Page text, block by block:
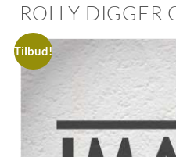
ROLLY DIGGER
Tilbud!